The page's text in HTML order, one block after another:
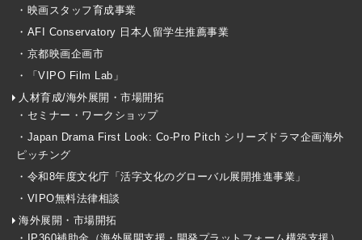
・映画スタッフ育成事業
・AFI Conservatory 日本人留学生推薦事業
・京都映画企画市
・「VIPO Film Lab」
人材育成/海外展開・市場開拓
・セミナー・ワークショップ
・Japan Drama First Look: Co-Pro Pitch シリーズドラマ企画海外
ピッチング
・令和8年度文化庁「活字文化のグローバル展開推進事業」
・VIPO無料法律相談
海外展開・市場開拓